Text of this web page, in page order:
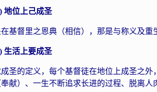
地位上己成圣
在基督里之恩典（相信），那是与称义及
生活上要成圣
圣的定义，每个基督徒在地位上成圣之
奉献）、一生不断追求长进的过程、脱离